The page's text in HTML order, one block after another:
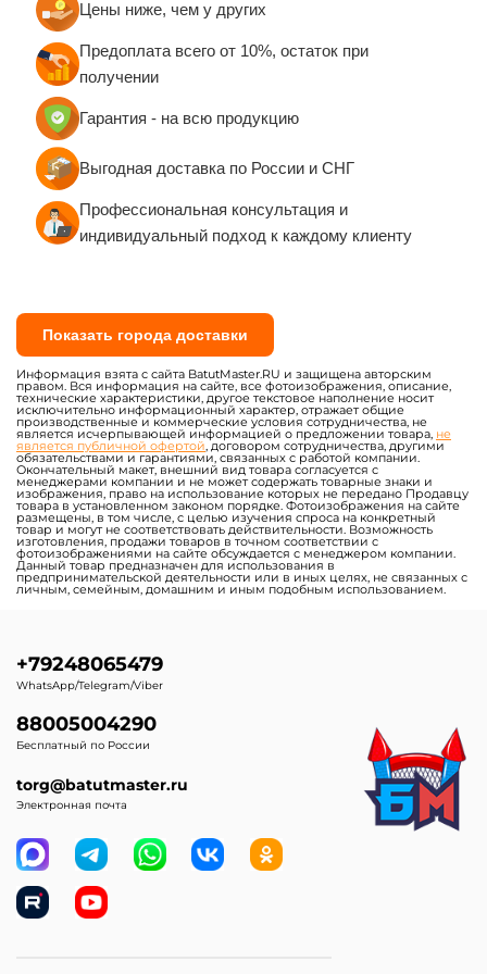
Санитарно-эпидемиологические заключения
(СЭЗ)
Вся продукция изготавливается по ГОСТу с
обеспечением 100% постановки на учёт в
Гостехнадзоре.
Цены ниже, чем у других
Предоплата всего от 10%, остаток при
получении
Гарантия - на всю продукцию
Выгодная доставка по России и СНГ
Профессиональная консультация и
индивидуальный подход к каждому клиенту
Показать города доставки
Информация взята с сайта BatutMaster.RU и защищена авторским
правом. Вся информация на сайте, все фотоизображения, описание,
технические характеристики, другое текстовое наполнение носит
исключительно информационный характер, отражает общие
производственные и коммерческие условия сотрудничества, не
является исчерпывающей информацией о предложении товара, не
является публичной офертой, договором сотрудничества, другими
обязательствами и гарантиями, связанных с работой компании.
Окончательный макет, внешний вид товара согласуется с
менеджерами компании и не может содержать товарные знаки и
изображения, право на использование которых не передано Продавцу
товара в установленном законом порядке. Фотоизображения на сайте
размещены, в том числе, с целью изучения спроса на конкретный
товар и могут не соответствовать действительности. Возможность
изготовления, продажи товаров в точном соответствии с
фотоизображениями на сайте обсуждается с менеджером компании.
Данный товар предназначен для использования в
предпринимательской деятельности или в иных целях, не связанных с
личным, семейным, домашним и иным подобным использованием.
+79248065479
WhatsApp/Telegram/Viber
88005004290
Бесплатный по России
torg@batutmaster.ru
Электронная почта